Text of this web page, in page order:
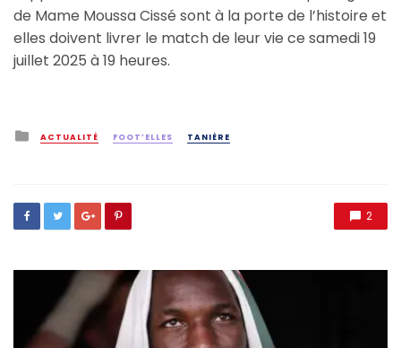
de Mame Moussa Cissé sont à la porte de l’histoire et
elles doivent livrer le match de leur vie ce samedi 19
juillet 2025 à 19 heures.
Posted
in
ACTUALITÉ FOOT’ELLES TANIÈRE
2